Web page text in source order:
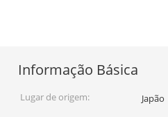
Informação Básica
Lugar de origem:
Japão